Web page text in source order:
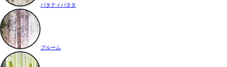
パタティパタタ
ブルーム